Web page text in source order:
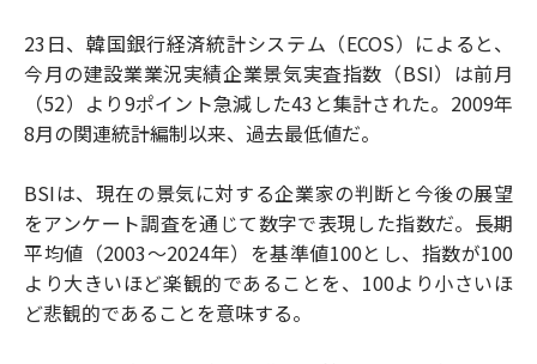
23日、韓国銀行経済統計システム（ECOS）によると、
今月の建設業業況実績企業景気実査指数（BSI）は前月
（52）より9ポイント急減した43と集計された。2009年
8月の関連統計編制以来、過去最低値だ。
BSIは、現在の景気に対する企業家の判断と今後の展望
をアンケート調査を通じて数字で表現した指数だ。長期
平均値（2003～2024年）を基準値100とし、指数が100
より大きいほど楽観的であることを、100より小さいほ
ど悲観的であることを意味する。